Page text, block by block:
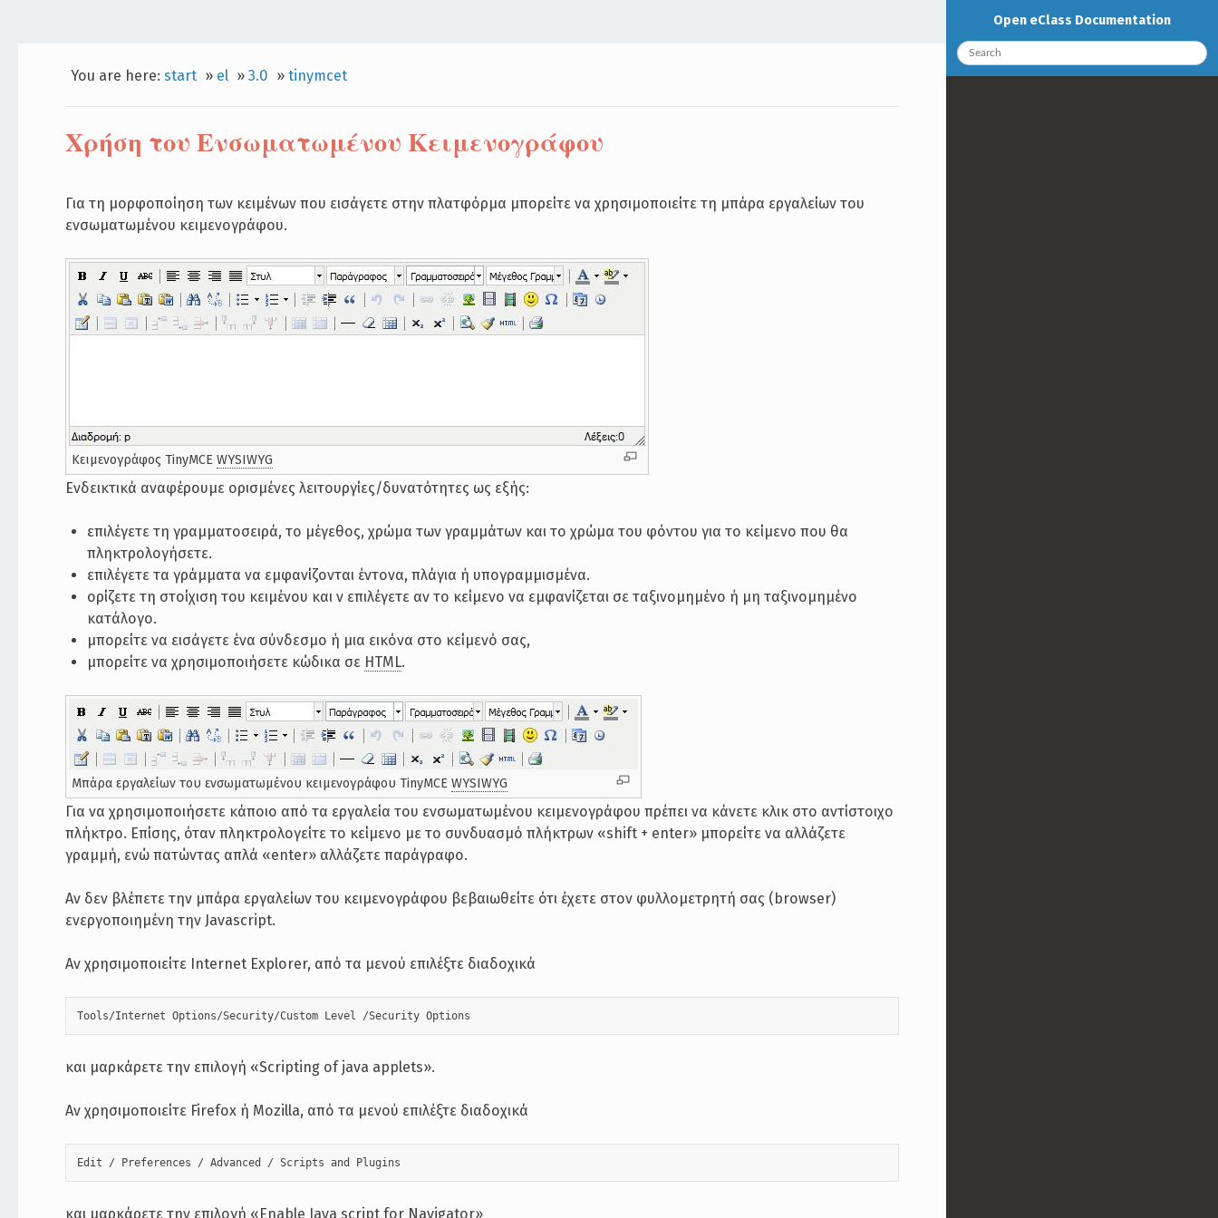
You are here: start » el » 3.0 » tinymcet
Χρήση του Ενσωματωμένου Κειμενογράφου
Για τη μορφοποίηση των κειμένων που εισάγετε στην πλατφόρμα μπορείτε να χρησιμοποιείτε τη μπάρα εργαλείων του
ενσωματωμένου κειμενογράφου.
Κειμενογράφος TinyMCEWYSIWYG
Ενδεικτικά αναφέρουμε ορισμένες λειτουργίες/δυνατότητες ως εξής:
επιλέγετε τη γραμματοσειρά, το μέγεθος, χρώμα των γραμμάτων και το χρώμα του φόντου για το κείμενο που θα
πληκτρολογήσετε.
επιλέγετε τα γράμματα να εμφανίζονται έντονα, πλάγια ή υπογραμμισμένα.
ορίζετε τη στοίχιση του κειμένου και ν επιλέγετε αν το κείμενο να εμφανίζεται σε ταξινομημένο ή μη ταξινομημένο
κατάλογο.
μπορείτε να εισάγετε ένα σύνδεσμο ή μια εικόνα στο κείμενό σας,
μπορείτε να χρησιμοποιήσετε κώδικα σε HTML.
Mπάρα εργαλείων του ενσωματωμένου κειμενογράφου TinyMCEWYSIWYG
Για να χρησιμοποιήσετε κάποιο από τα εργαλεία του ενσωματωμένου κειμενογράφου πρέπει να κάνετε κλικ στο αντίστοιχο
πλήκτρο. Επίσης, όταν πληκτρολογείτε το κείμενο με το συνδυασμό πλήκτρων «shift + enter» μπορείτε να αλλάζετε
γραμμή, ενώ πατώντας απλά «enter» αλλάζετε παράγραφο.
Αν δεν βλέπετε την μπάρα εργαλείων του κειμενογράφου βεβαιωθείτε ότι έχετε στον φυλλομετρητή σας (browser)
ενεργοποιημένη την Javascript.
Αν χρησιμοποιείτε Internet Explorer, από τα μενού επιλέξτε διαδοχικά
Tools/Internet Options/Security/Custom Level /Security Options
και μαρκάρετε την επιλογή «Scripting of java applets».
Αν χρησιμοποιείτε Firefox ή Mozilla, από τα μενού επιλέξτε διαδοχικά
Edit / Preferences / Advanced / Scripts and Plugins
και μαρκάρετε την επιλογή «Enable Java script for Navigator»
Open eClass Documentation